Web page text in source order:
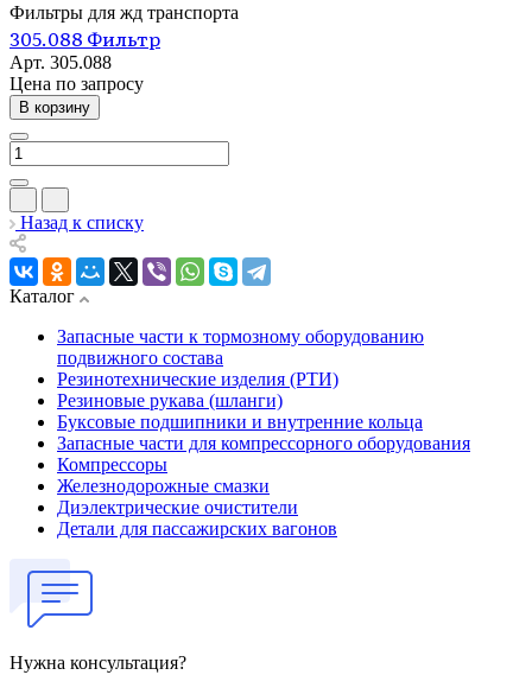
Фильтры для жд транспорта
305.088 Фильтр
Арт. 305.088
Цена по запросу
В корзину
Назад к списку
Каталог
Запасные части к тормозному оборудованию
подвижного состава
Резинотехнические изделия (РТИ)
Резиновые рукава (шланги)
Буксовые подшипники и внутренние кольца
Запасные части для компрессорного оборудования
Компрессоры
Железнодорожные смазки
Диэлектрические очистители
Детали для пассажирских вагонов
Нужна консультация?